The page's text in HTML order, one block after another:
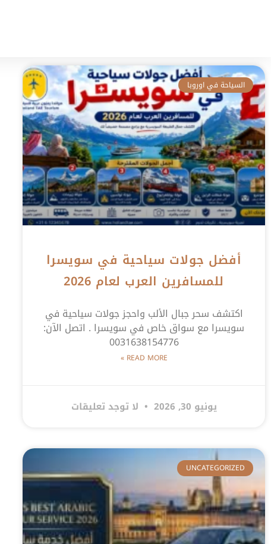
السياحة في اوروبا
أفضل جولات سياحية في سويسرا
للمسافرين العرب لعام 2026
اكتشف سحر جبال الألب واحجز جولات سياحية في
سويسرا مع سواق خاص في سويسرا . اتصل الآن:
0031638154776
READ MORE »
يونيو 30, 2026 لا توجد تعليقات
UNCATEGORIZED